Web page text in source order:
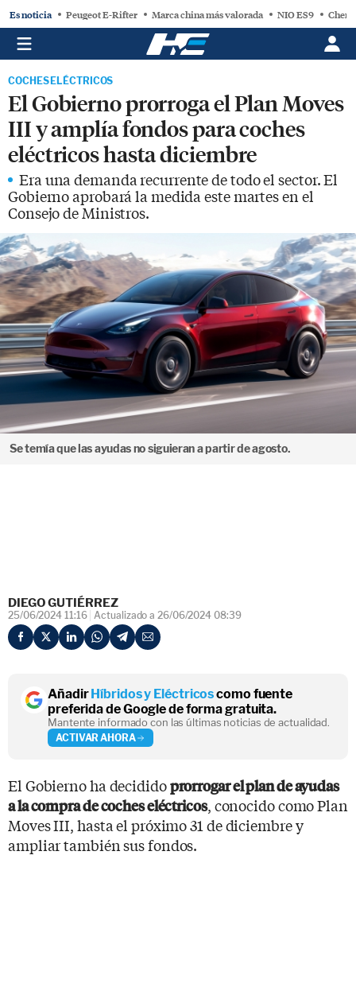
Es noticia Peugeot E-Rifter Marca china más valorada NIO ES9 Chery
COCHES ELÉCTRICOS
El Gobierno prorroga el Plan Moves
III y amplía fondos para coches
eléctricos hasta diciembre
Era una demanda recurrente de todo el sector. El
Gobierno aprobará la medida este martes en el
Consejo de Ministros.
Se temía que las ayudas no siguieran a partir de agosto.
DIEGO GUTIÉRREZ
25/06/2024 11:16 Actualizado a 26/06/2024 08:39
AñadirHíbridos y Eléctricoscomo fuente
preferida de Google de forma gratuita.
Mantente informado con las últimas noticias de actualidad.
ACTIVAR AHORA
El Gobierno ha decididoprorrogar el plan de ayudas
a la compra de coches eléctricos, conocido como Plan
Moves III, hasta el próximo 31 de diciembre y
ampliar también sus fondos.